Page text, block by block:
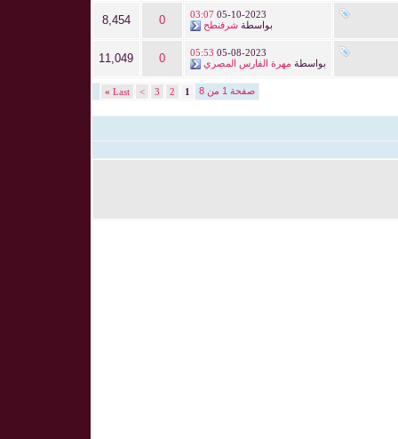
05-10-2023
03:07
بواسطةشرفنطح 0
8,454
05-08-2023
05:53
بواسطة مهرة الفارس المصري 0
11,049
صفحة 1 من 8 1
2
3
>
Last
»